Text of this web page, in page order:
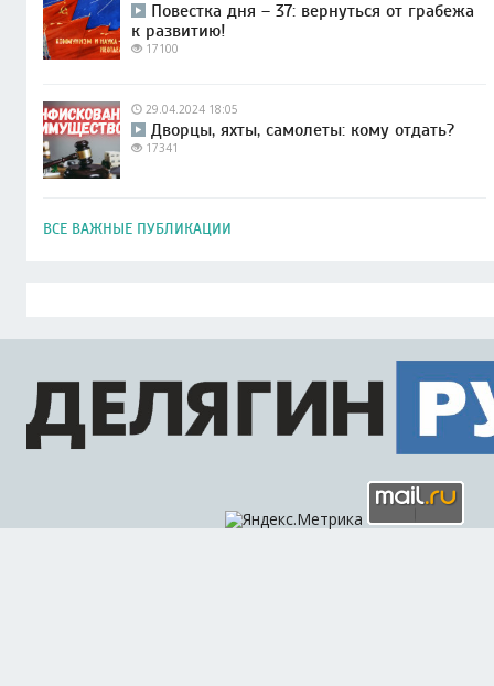
Повестка дня – 37: вернуться от грабежа
к развитию!
17100
29.04.2024 18:05
Дворцы, яхты, самолеты: кому отдать?
17341
ВСЕ ВАЖНЫЕ ПУБЛИКАЦИИ